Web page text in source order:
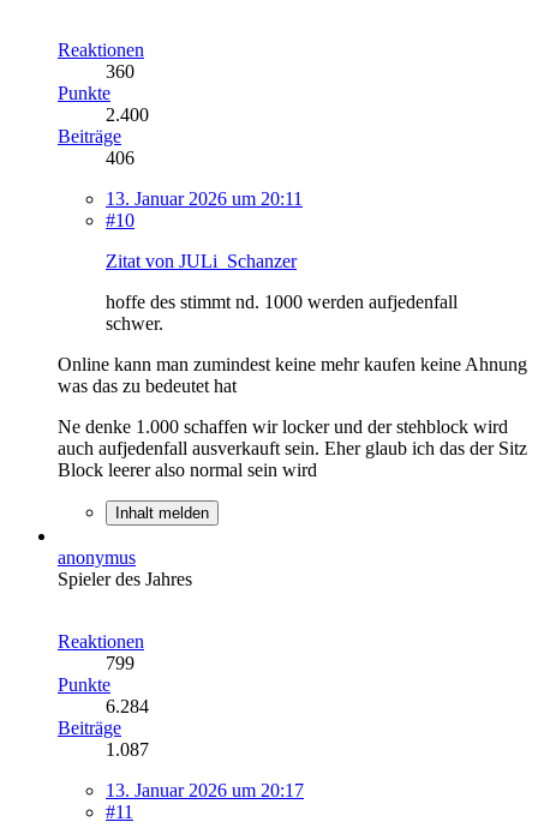
Reaktionen
360
Punkte
2.400
Beiträge
406
13. Januar 2026 um 20:11
#10
Zitat von JULi_Schanzer
hoffe des stimmt nd. 1000 werden aufjedenfall
schwer.
Online kann man zumindest keine mehr kaufen keine Ahnung
was das zu bedeutet hat
Ne denke 1.000 schaffen wir locker und der stehblock wird
auch aufjedenfall ausverkauft sein. Eher glaub ich das der Sitz
Block leerer also normal sein wird
Inhalt melden
anonymus
Spieler des Jahres
Reaktionen
799
Punkte
6.284
Beiträge
1.087
13. Januar 2026 um 20:17
#11